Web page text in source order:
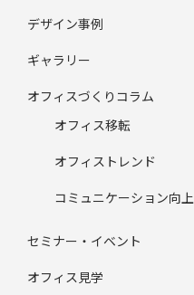
デザイン事例
ギャラリー
オフィスづくりコラム
オフィス移転
オフィストレンド
コミュニケーション向上
セミナー・イベント
オフィス見学